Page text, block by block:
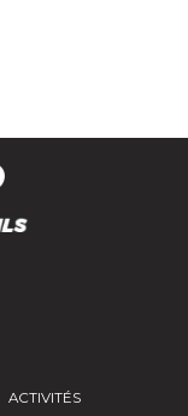
ACTIVITÉS